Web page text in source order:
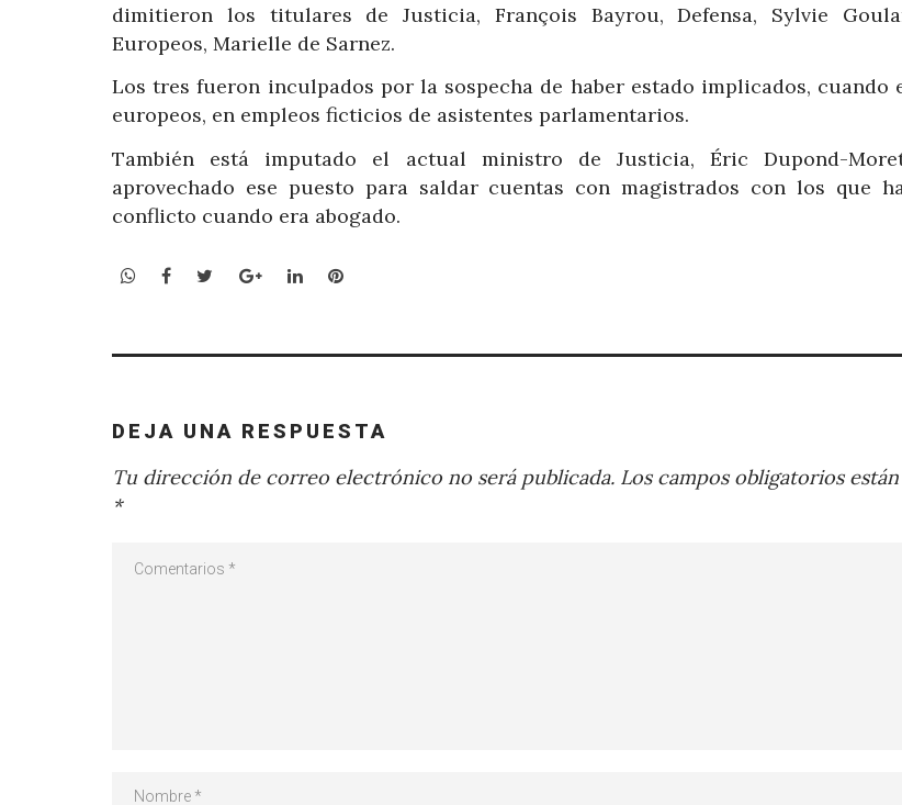
dimitieron los titulares de Justicia, François Bayrou, Defensa, Sylvie
Europeos, Marielle de Sarnez.
Los tres fueron inculpados por la sospecha de haber estado implicados, cuando
europeos, en empleos ficticios de asistentes parlamentarios.
También está imputado el actual ministro de Justicia, Éric Dupond-
aprovechado ese puesto para saldar cuentas con magistrados con los que
conflicto cuando era abogado.
WhatsApp
Facebook
TwitterGoogle+LinkedInPinterest
DEJA UNA RESPUESTA
Tu dirección de correo electrónico no será publicada. Los campos obligatorios
*